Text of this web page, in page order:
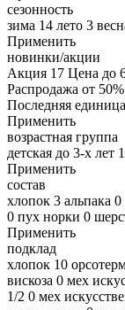
сезонность
зима 14 лето 3
Применить
новинки/акции
Акция 17 Цена до
Распродажа от 50%
Последняя единица
Применить
возрастная группа
детская до 3-х лет
Применить
состав
хлопок 3 альпака 0
0 пух норки 0
Применить
подклад
хлопок 10
вискоза 0 мех
1/2 0 мех